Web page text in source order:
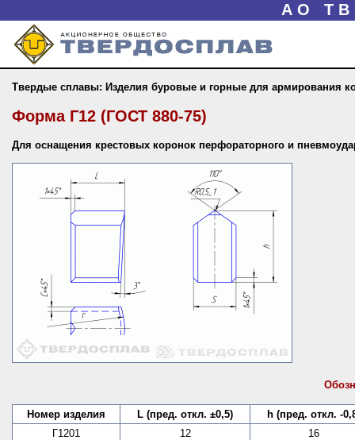
АО
Твердые сплавы: Изделия буровые и горные для армирования
Форма Г12 (ГОСТ 880-75)
Для оснащения крестовых коронок перфораторного и
Номер изделия L (пред. откл. ±0,5)
h (пред. откл. -
Г1201
12
16